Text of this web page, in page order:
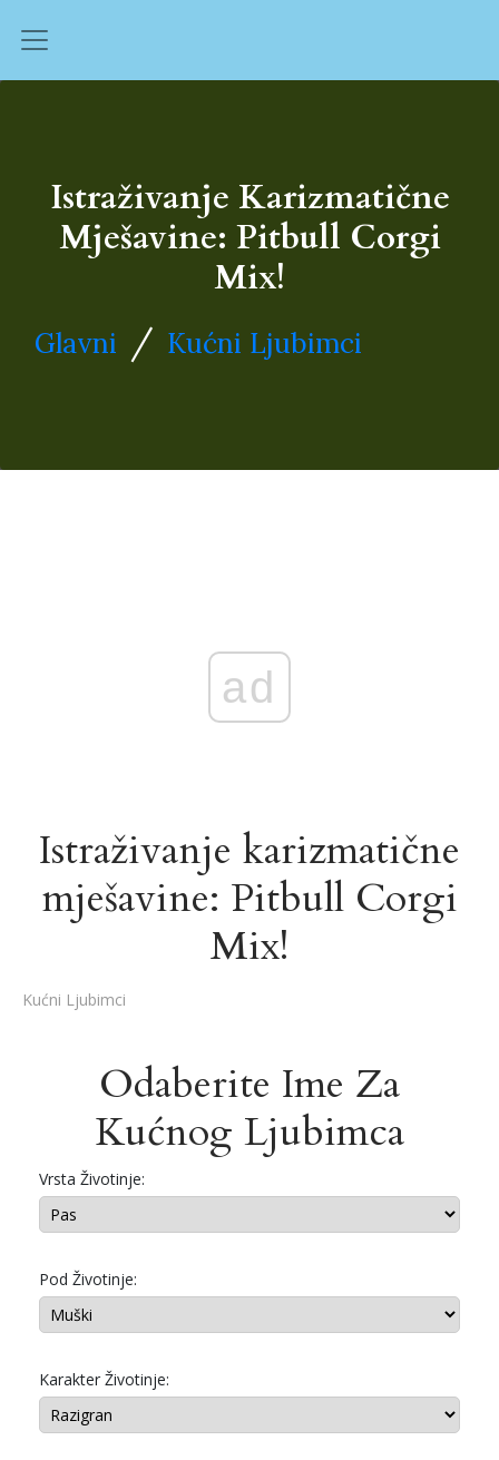
Istraživanje Karizmatične
Mješavine: Pitbull Corgi
Mix!
Glavni / Kućni Ljubimci
ad
Istraživanje karizmatične
mješavine: Pitbull Corgi
Mix!
Kućni Ljubimci
Odaberite Ime Za
Kućnog Ljubimca
Vrsta Životinje:
Pod Životinje:
Karakter Životinje: